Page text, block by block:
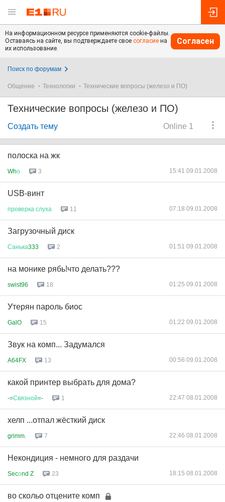
На информационном ресурсе применяются cookie-файлы.
Оставаясь на сайте, вы подтверждаете свое согласие на
их использование.
Согласен
Поиск по форумам
Общение Технологии Технические вопросы (железо и ПО)
Технические вопросы (железо и ПО)
Online 1
Создать тему
полоска на жк
Whо 3 15:41 09.01.2008
USB-винт
проверка слуха 11 07:18 09.01.2008
Загрузочный диск
Санька333 2 01:51 09.01.2008
на монике рябь!что делать???
swist96 18 01:25 09.01.2008
Утерян пароль биос
GalO 15 01:22 09.01.2008
Звук на комп... Задумался
A64FX 13 00:56 09.01.2008
какой принтер выбрать для дома?
-=Связной=- 1 22:47 08.01.2008
хелп ...отпал жёсткий диск
grimm. 7 22:46 08.01.2008
Некондиция - немного для раздачи
Secоnd Z 23 18:15 08.01.2008
во скольо отцените комп